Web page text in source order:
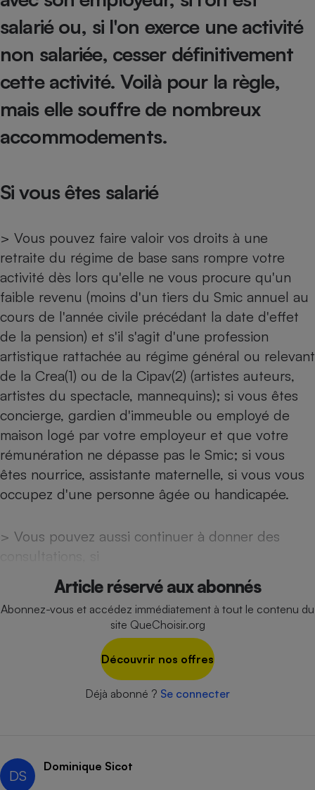
salarié ou, si l'on exerce une activité
non salariée, cesser définitivement
cette activité. Voilà pour la règle,
mais elle souffre de nombreux
accommodements.
Si vous êtes salarié
> Vous pouvez faire valoir vos droits à une
retraite du régime de base sans rompre votre
activité dès lors qu'elle ne vous procure qu'un
faible revenu (moins d'un tiers du Smic annuel au
cours de l'année civile précédant la date d'effet
de la pension) et s'il s'agit d'une profession
artistique rattachée au régime général ou relevant
de la Crea(1) ou de la Cipav(2) (artistes auteurs,
artistes du spectacle, mannequins); si vous êtes
concierge, gardien d'immeuble ou employé de
maison logé par votre employeur et que votre
rémunération ne dépasse pas le Smic; si vous
êtes nourrice, assistante maternelle, si vous vous
occupez d'une personne âgée ou handicapée.
> Vous pouvez aussi continuer à donner des
consultations, si
Article réservé aux abonnés
Abonnez-vous et accédez immédiatement à tout le contenu du
site QueChoisir.org
Découvrir nos offres
Déjà abonné ? Se connecter
DS
Dominique Sicot
Complément
alimentaire
Assurance emprunteur
Petit électroménager -
Plaque de cuisson à
induction
Climatiseur -
Cafetière à expressos
Téléphone mobile -
Smartphone
Antivirus
Radiateur électrique
Climatiseur -
Ventilateur
Mutuelle